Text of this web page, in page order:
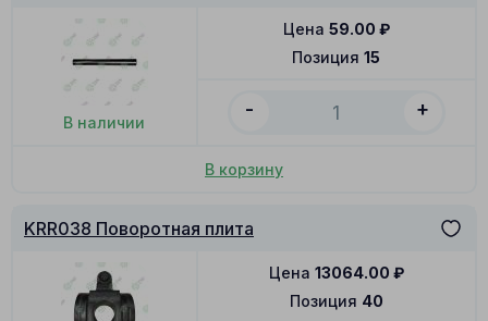
В наличии
Позиция 15
Цена 59.00 ₽
- +
В корзину
KRR038 Поворотная плита
Позиция 40
Цена 13064.00 ₽